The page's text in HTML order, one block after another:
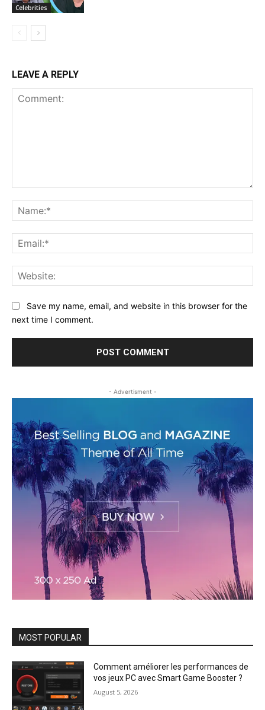
Celebrities
LEAVE A REPLY
Save my name, email, and website in this browser for the
next time I comment.
- Advertisment -
MOST POPULAR
Comment améliorer les performances de
vos jeux PC avec Smart Game Booster ?
August 5, 2026